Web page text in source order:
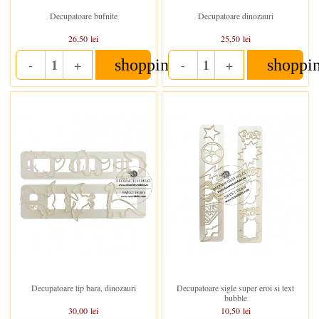
Decupatoare bufnite
26,50 lei
- Quantity
+ shopping_cart
Decupatoare dinozauri
25,50 lei
- Quantity
+
Decupatoare tip bara, dinozauri
30,00 lei
Decupatoare sigle super eroi si text
bubble
10,50 lei